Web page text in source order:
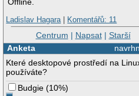
Offline.
Ladislav Hagara| Komentářů: 11
Centrum | Napsat| Starší
Anketa
Které desktopové prostředí na
používáte?
Budgie (10%)